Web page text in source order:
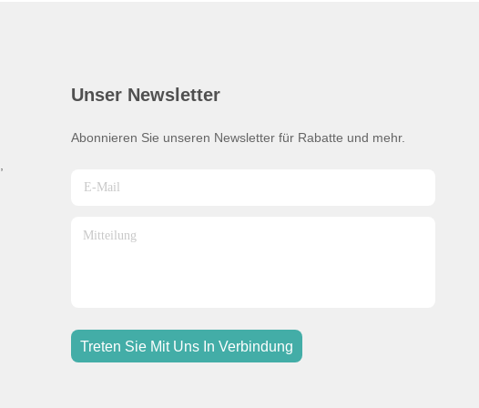
Unser Newsletter
Abonnieren Sie unseren Newsletter für Rabatte und mehr.
Treten Sie Mit Uns In Verbindung